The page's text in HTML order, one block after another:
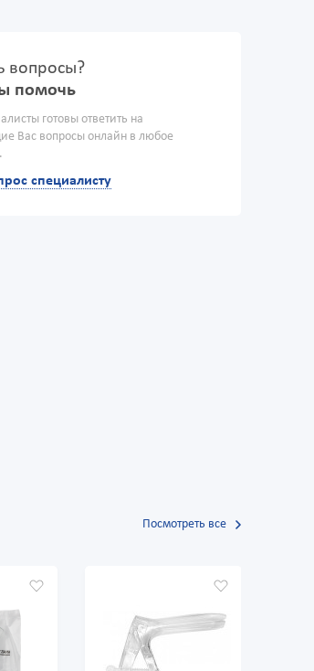
вопросы?
помочь
готовы ответить на
Вас вопросы онлайн в любое
специалисту
Посмотреть все